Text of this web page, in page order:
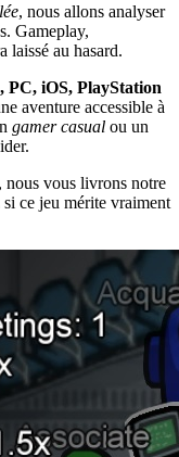
, nous allons analyser
Gameplay,
laissé au hasard.
iOS, PlayStation
aventure accessible à
gamer casual ou un
nous vous livrons notre
ce jeu mérite vraiment